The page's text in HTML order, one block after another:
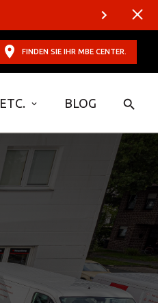
FINDEN SIE IHR MBE CENTER.
ETC. BLOG